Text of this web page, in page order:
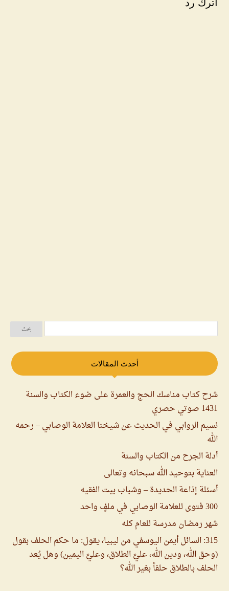
اترك رد
أحدث المقالات
شرح كتاب مناسك الحج والعمرة على ضوء الكتاب والسنة
1431 صوتي حصري
نسيم الروابي في الحديث عن شيخنا العلامة الوصابي – رحمه
الله
أدلة الجرح من الكتاب والسنة
العناية بتوحيد الله سبحانه وتعالى
أسئلة إذاعة الحديدة – وشباب بيت الفقيه
300 فتوى للعلامة الوصابي في ملفٍ واحد
شهر رمضان مدرسة للعام كله
315: السائل أيمن اليوسفي من ليبيا، يقول: ما حكم الحلف بقول
(وحق الله، ودين الله، عليَّ الطلاق، وعليَّ اليمين) وهل يُعد
الحلف بالطلاق حلفاً بغير الله؟